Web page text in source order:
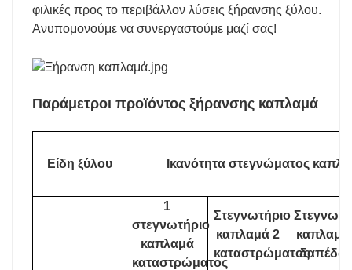
φιλικές προς το περιβάλλον λύσεις ξήρανσης ξύλου.
Ανυπομονούμε να συνεργαστούμε μαζί σας!
Παράμετροι προϊόντος ξήρανσης καπλαμά
Είδη ξύλου Ικανότητα στεγνώματος
1
στεγνωτήριο
καπλαμά
καταστρώματος
Στεγνωτήριο
καπλαμά 2
καταστρώματος
καπλαμά